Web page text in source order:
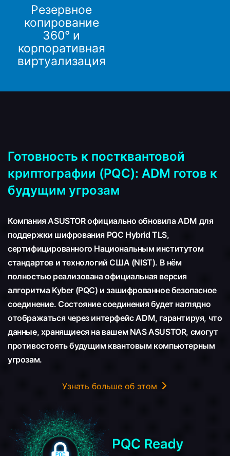
Резервное
копирование
360° и
корпоративная
виртуализация
Готовность к постквантовой
криптографии (PQC): ADM готов к
будущим угрозам
Компания ASUSTOR официально обновила ADM для
поддержки шифрования PQC Hybrid TLS,
сертифицированного Национальным институтом
стандартов и технологий США (NIST). В нём
полностью реализована официальная версия
алгоритма Kyber (PQC) и зашифрованное безопасное
соединение. Состояние соединения будет наглядно
отображаться через интерфейс ADM, гарантируя, что
данные, хранящиеся на вашем NAS ASUSTOR, смогут
противостоять будущим квантовым компьютерным
угрозам.
Узнать больше об этом